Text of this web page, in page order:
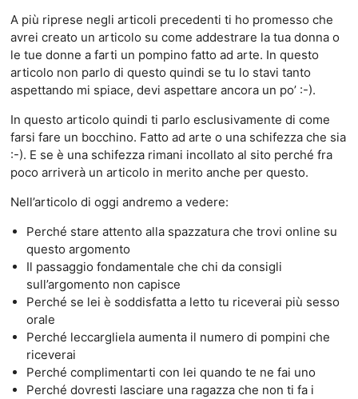
A più riprese negli articoli precedenti ti ho promesso che
avrei creato un articolo su come addestrare la tua donna o
le tue donne a farti un pompino fatto ad arte. In questo
articolo non parlo di questo quindi se tu lo stavi tanto
aspettando mi spiace, devi aspettare ancora un po’ :-).
In questo articolo quindi ti parlo esclusivamente di come
farsi fare un bocchino. Fatto ad arte o una schifezza che sia
:-). E se è una schifezza rimani incollato al sito perché fra
poco arriverà un articolo in merito anche per questo.
Nell’articolo di oggi andremo a vedere:
Perché stare attento alla spazzatura che trovi online su
questo argomento
Il passaggio fondamentale che chi da consigli
sull’argomento non capisce
Perché se lei è soddisfatta a letto tu riceverai più sesso
orale
Perché leccargliela aumenta il numero di pompini che
riceverai
Perché complimentarti con lei quando te ne fai uno
Perché dovresti lasciare una ragazza che non ti fa i